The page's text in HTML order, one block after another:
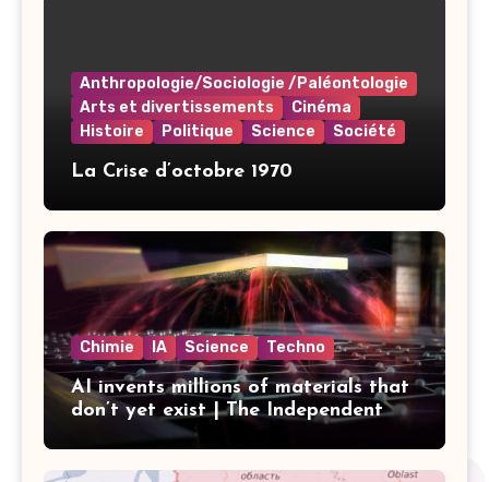
Anthropologie/Sociologie /Paléontologie
Arts et divertissements
Cinéma
Histoire
Politique Science Société
La Crise d’octobre 1970
Chimie IA Science Techno
AI invents millions of materials that
don’t yet exist | The Independent